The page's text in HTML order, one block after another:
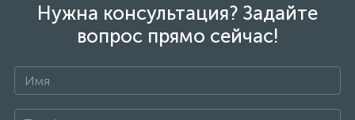
Нужна консультация? Задайте
вопрос прямо сейчас!